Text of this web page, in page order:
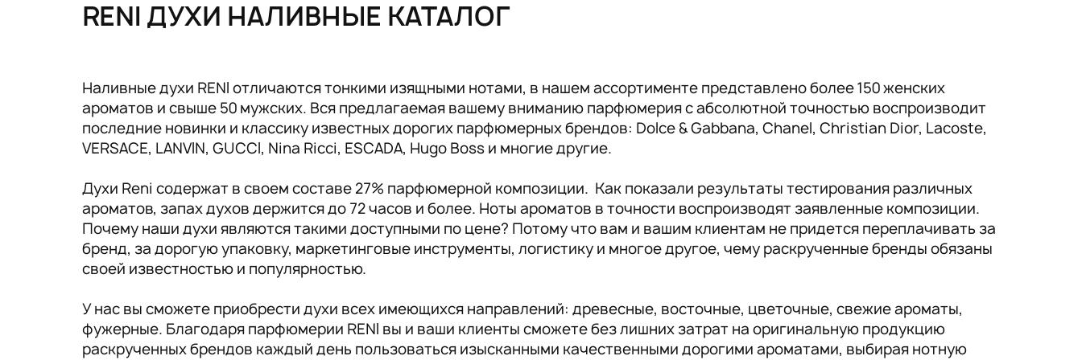
Парикмахерские и салоны красоты
Расходники и хозтовары.
Аксессуары RENI
RENI ДУХИ НАЛИВНЫЕ КАТАЛОГ
Наливные духи RENI отличаются тонкими изящными нотами, в нашем ассортименте представлено более 150 женских
ароматов и свыше 50 мужских. Вся предлагаемая вашему вниманию парфюмерия с абсолютной точностью воспроизводит
последние новинки и классику известных дорогих парфюмерных брендов: Dolce & Gabbana, Chanel, Christian Dior, Lacoste,
VERSACE, LANVIN, GUCCI, Nina Ricci, ESCADA, Hugo Boss и многие другие.
Духи Reni содержат в своем составе 27% парфюмерной композиции. Как показали результаты тестирования различных
ароматов, запах духов держится до 72 часов и более. Ноты ароматов в точности воспроизводят заявленные композиции.
Почему наши духи являются такими доступными по цене? Потому что вам и вашим клиентам не придется переплачивать за
бренд, за дорогую упаковку, маркетинговые инструменты, логистику и многое другое, чему раскрученные бренды обязаны
своей известностью и популярностью.
У нас вы сможете приобрести духи всех имеющихся направлений: древесные, восточные, цветочные, свежие ароматы,
фужерные. Благодаря парфюмерии RENI вы и ваши клиенты сможете без лишних затрат на оригинальную продукцию
раскрученных брендов каждый день пользоваться изысканными качественными дорогими ароматами, выбирая нотную